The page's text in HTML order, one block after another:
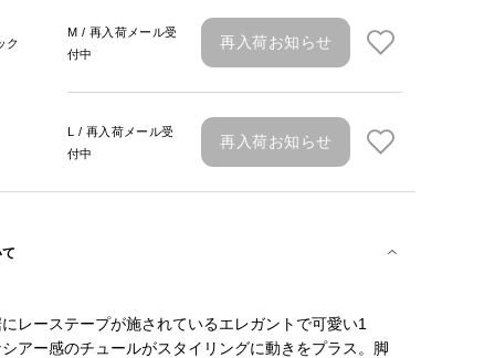
ク
M / 再入荷メール受
付中
再入荷お知らせ
L / 再入荷メール受
付中
再入荷お知らせ
レーステープが施されているエレガントで可愛い1
アー感のチュールがスタイリングに動きをプラス。脚